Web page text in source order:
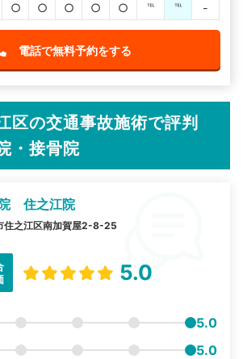
○ ○ ○ ○ ○ ℡ ℡ -
電話で無料予約をする
区の交通事故施術で評判
・接骨院
住之江院
住之江区南加賀屋2-8-25
5.0
5.0
5.0